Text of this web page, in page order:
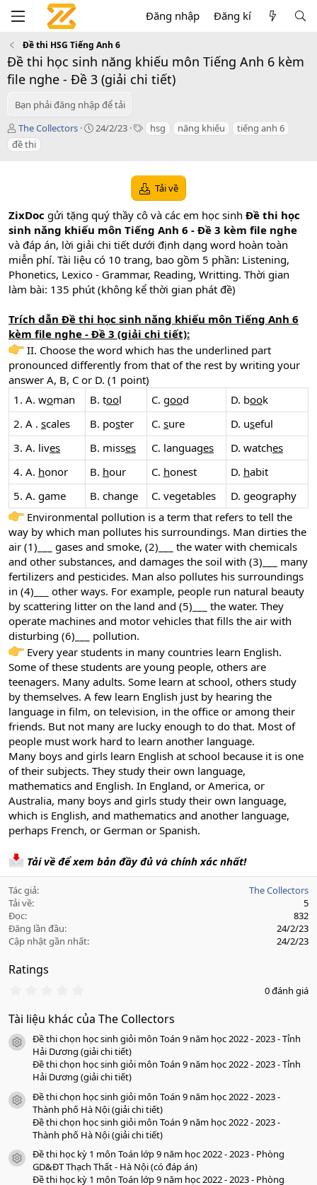
Đăng nhập Đăng kí
Đề thi HSG Tiếng Anh 6
Đề thi học sinh năng khiếu môn Tiếng Anh 6 kèm
file nghe - Đề 3 (giải chi tiết)
Bạn phải đăng nhập để tải
T
á
c
The Collectors
C
n
d
a
e
24/2/23
T hsg năng khiếu
tiếng anh 6
đề thi
Tải về
ZixDoc gửi tặng quý thầy cô và các em học sinh Đề thi học
sinh năng khiếu môn Tiếng Anh 6 - Đề 3 kèm file nghe
và đáp án, lời giải chi tiết dưới định dạng word hoàn toàn
miễn phí. Tài liệu có 10 trang, bao gồm 5 phần: Listening,
Phonetics, Lexico - Grammar, Reading, Writting. Thời gian
làm bài: 135 phút (không kể thời gian phát đề)
Trích dẫn Đề thi học sinh năng khiếu môn Tiếng Anh 6
kèm file nghe - Đề 3 (giải chi tiết):
II. Choose the word which has the underlined part
pronounced differently from that of the rest by writing your
answer A, B, C or D. (1 point)
1. A. woman B. tool C. good D. book
2. A . scales B. poster C. sure D. useful
3. A. lives B. misses C. languages D. watches
4. A. honor B. hour C. honest D. habit
5. A. game B. change C. vegetables D. geography
Environmental pollution is a term that refers to tell the
way by which man pollutes his surroundings. Man dirties the
air (1)___ gases and smoke, (2)___ the water with chemicals
and other substances, and damages the soil with (3)___ many
fertilizers and pesticides. Man also pollutes his surroundings
in (4)___ other ways. For example, people run natural beauty
by scattering litter on the land and (5)___ the water. They
operate machines and motor vehicles that fills the air with
disturbing (6)___ pollution.
Every year students in many countries learn English.
Some of these students are young people, others are
teenagers. Many adults. Some learn at school, others study
by themselves. A few learn English just by hearing the
language in film, on television, in the office or among their
friends. But not many are lucky enough to do that. Most of
people must work hard to learn another language.
Many boys and girls learn English at school because it is one
of their subjects. They study their own language,
mathematics and English. In England, or America, or
Australia, many boys and girls study their own language,
which is English, and mathematics and another language,
perhaps French, or German or Spanish.
Tải về để xem bản đầy đủ và chính xác nhất!
Tác giả
The Collectors
Tải về
5
Đọc
832
Đăng lần đầu
24/2/23
Cập nhật gần nhất
24/2/23
Ratings
0
0
a
o
0 đánh giá
Tài liệu khác của The Collectors
icon tài liệu
Đề thi chọn học sinh giỏi môn Toán 9 năm học 2022 - 2023 - Tỉnh
Hải Dương (giải chi tiết)
Đề thi chọn học sinh giỏi môn Toán 9 năm học 2022 - 2023 - Tỉnh
Hải Dương (giải chi tiết)
icon tài liệu
Đề thi chọn học sinh giỏi môn Toán 9 năm học 2022 - 2023 -
Thành phố Hà Nội (giải chi tiết)
Đề thi chọn học sinh giỏi môn Toán 9 năm học 2022 - 2023 -
Thành phố Hà Nội (giải chi tiết)
icon tài liệu
Đề thi học kỳ 1 môn Toán lớp 9 năm học 2022 - 2023 - Phòng
GD&ĐT Thạch Thất - Hà Nội (có đáp án)
Đề thi học kỳ 1 môn Toán lớp 9 năm học 2022 - 2023 - Phòng